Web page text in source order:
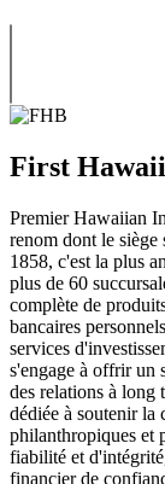
First
Premier Hawaiian
renom dont le
1858, c'est la plus
plus de 60
complète de
bancaires
services
s'engage à offrir un
des relations à long
dédiée à soutenir la
philanthropiques et
fiabilité et
financier de